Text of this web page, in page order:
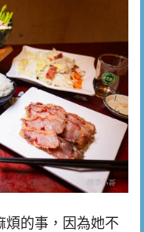
煩的事，因為她不